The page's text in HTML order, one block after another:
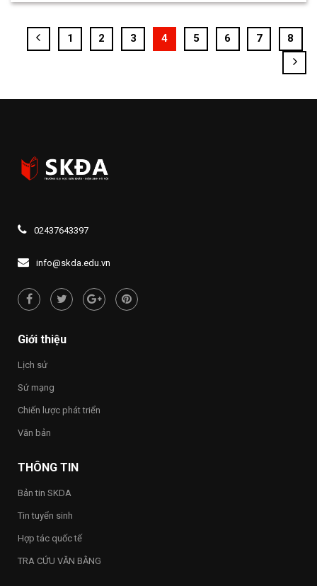
1 2 3 4 5 6 7 8
02437643397
info@skda.edu.vn
Giới thiệu
Lịch sử
Sứ mạng
Chiến lược phát triển
Văn bản
THÔNG TIN
Bản tin SKDA
Tin tuyển sinh
Hợp tác quốc tế
TRA CỨU VĂN BẰNG